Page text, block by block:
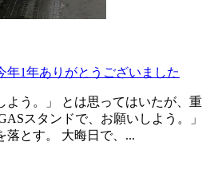
年1年ありがとうございました
よう。」 とは思ってはいたが、重
スタンドで、お願いしよう。」
落とす。 大晦日で、...